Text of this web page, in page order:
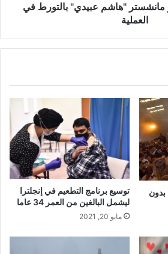
"هاشم عبيدي" بالتورط في
العملية
بدون
توسيع برنامج التطعيم في إنجلترا
ليشمل البالغين من العمر 34 عاما
مايو 20, 2021